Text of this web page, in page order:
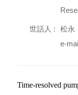
世話人 :
松永
e-
Time-resolved